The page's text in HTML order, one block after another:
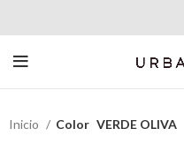
Inicio Color VERDE OLIVA